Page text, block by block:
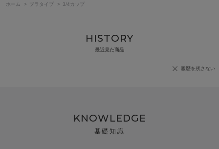
ホーム
> ブラタイプ > 3/4カップ
HISTORY
最近見た商品
履歴を残さない
KNOWLEDGE
基礎知識